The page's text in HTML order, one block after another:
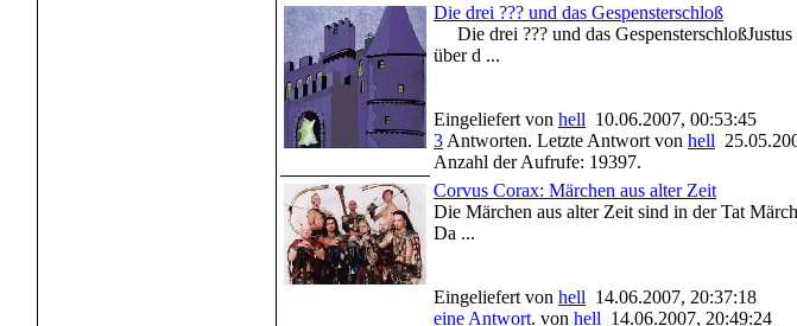
Die drei ??? und das Gespensterschloß
Die drei ??? und das
über d ...
Eingeliefert von hell 10.06.2007, 00:53:45
3 Antworten. Letzte Antwort von hell
Anzahl der Aufrufe: 19397.
Corvus Corax: Märchen aus alter Zeit
Die Märchen aus alter Zeit sind in der Tat
Da ...
Eingeliefert von hell 14.06.2007, 20:37:18
eine Antwort. von hell 14.06.2007, 20:49:24